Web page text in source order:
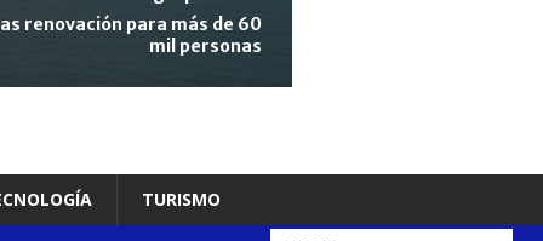
renovación para más de 60
mil personas
TURISMO